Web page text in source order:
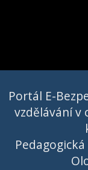
Portál E-
vzdělávání v